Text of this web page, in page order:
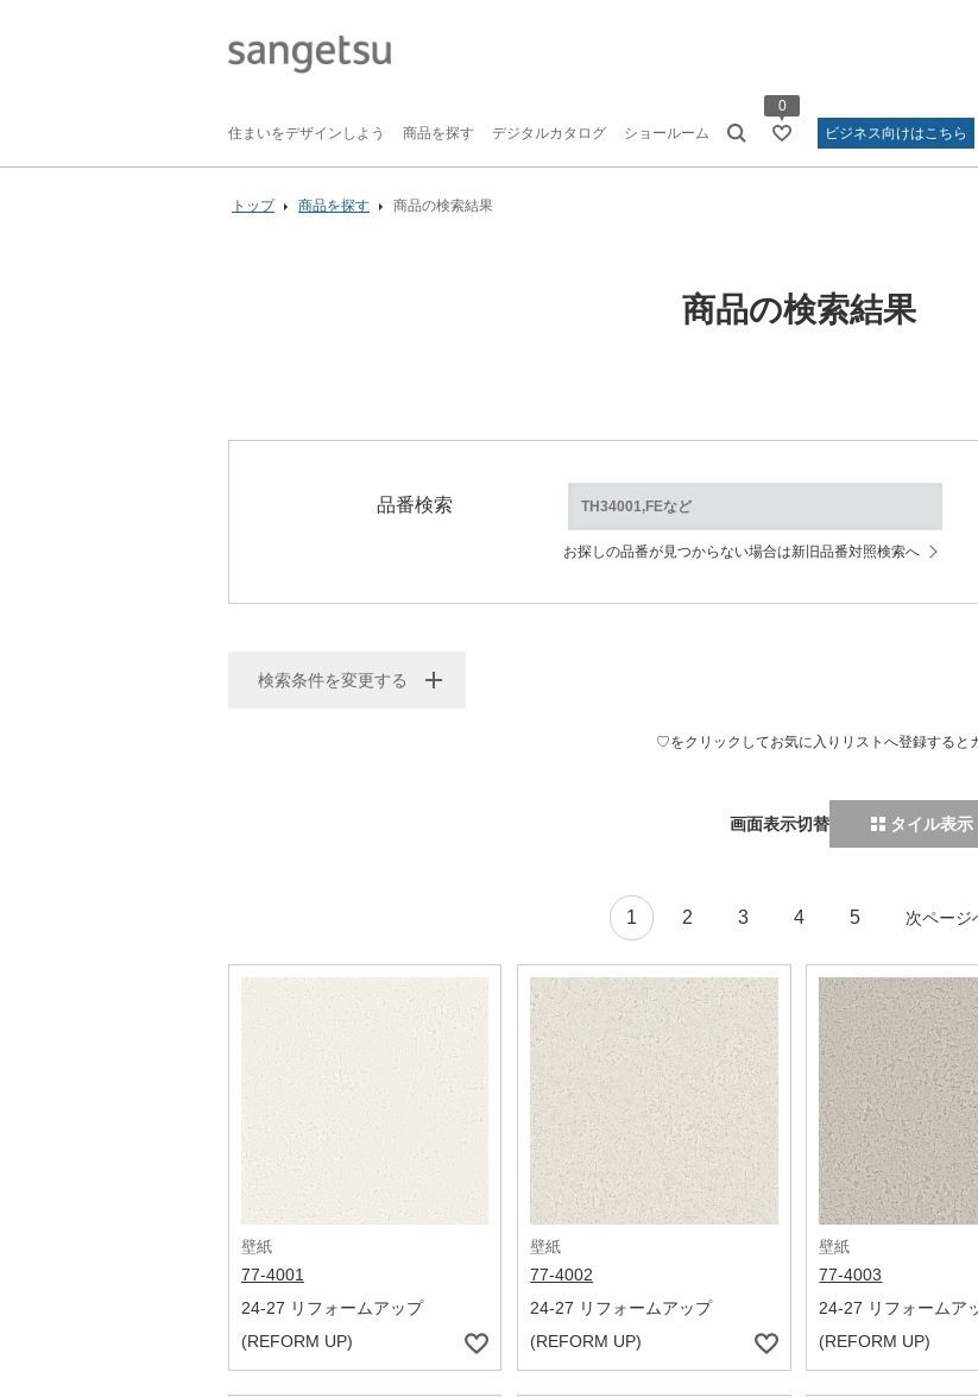
住まいをデザインしよう 商品を探す デジタルカタログ ショールーム
0
ビジネス向けはこちら
トップ 商品を探す 商品の検索結果
商品の検索結果
品番検索
お探しの品番が見つからない場合は新旧品番対照検索へ
検索条件を変更する
♡をクリックしてお気に入りリストへ登録すると
画面表示切替 タイル表示
1 2 3 4 5 次ページ
壁紙
77-4001
24-27 リフォームアップ
(REFORM UP)
壁紙
77-4002
24-27 リフォームアップ
(REFORM UP)
壁紙
77-4003
24-27 リフォームア
(REFORM UP)